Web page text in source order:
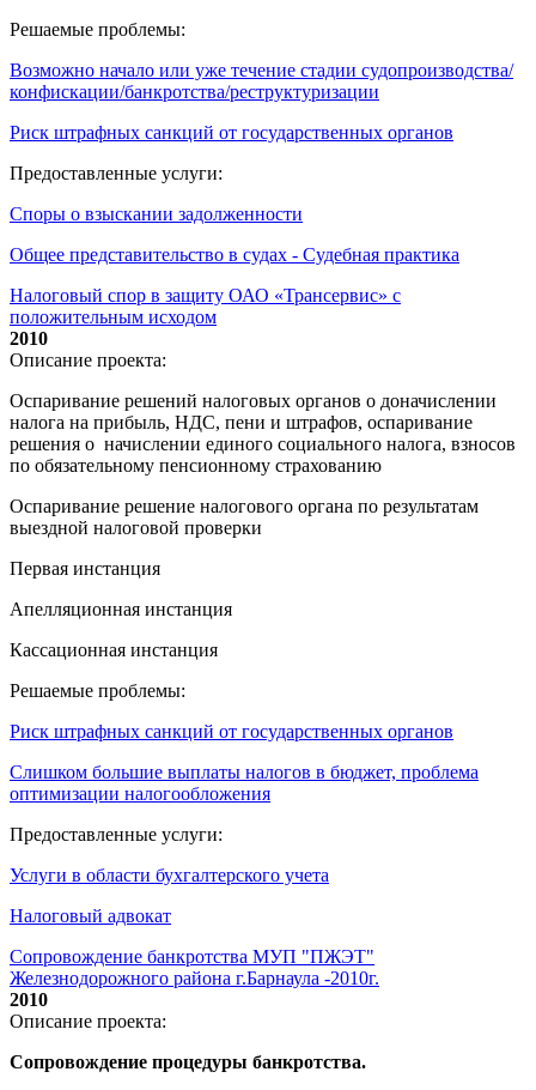
Решаемые проблемы:
Возможно начало или уже течение стадии судопроизводства/
конфискации/банкротства/реструктуризации
Риск штрафных санкций от государственных органов
Предоставленные услуги:
Споры о взыскании задолженности
Общее представительство в судах - Судебная практика
Налоговый спор в защиту ОАО «Трансервис» с
положительным исходом
2010
Описание проекта:
Оспаривание решений налоговых органов о доначислении
налога на прибыль, НДС, пени и штрафов, оспаривание
решения о начислении единого социального налога, взносов
по обязательному пенсионному страхованию
Оспаривание решение налогового органа по результатам
выездной налоговой проверки
Первая инстанция
Апелляционная инстанция
Кассационная инстанция
Решаемые проблемы:
Риск штрафных санкций от государственных органов
Слишком большие выплаты налогов в бюджет, проблема
оптимизации налогообложения
Предоставленные услуги:
Услуги в области бухгалтерского учета
Налоговый адвокат
Сопровождение банкротства МУП "ПЖЭТ"
Железнодорожного района г.Барнаула -2010г.
2010
Описание проекта:
Сопровождение процедуры банкротства.